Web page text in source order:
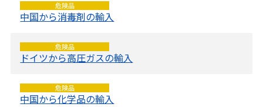
危険品
中国から消毒剤の輸入
危険品
ドイツから高圧ガスの輸入
危険品
中国から化学品の輸入